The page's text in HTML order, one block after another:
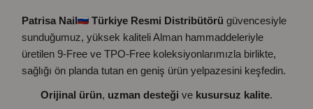
Patrisa Nail Türkiye Resmi Distribütörü güvencesiyle
sunduğumuz, yüksek kaliteli Alman hammaddeleriyle
üretilen 9-Free ve TPO-Free koleksiyonlarımızla birlikte,
sağlığı ön planda tutan en geniş ürün yelpazesini keşfedin.
Orijinal ürün, uzman desteği ve kusursuz kalite.